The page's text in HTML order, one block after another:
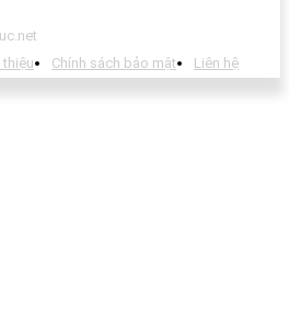
thiệu Chính sách bảo mật Liên hệ